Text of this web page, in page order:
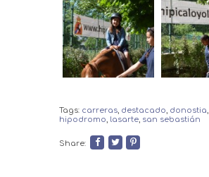
Tags: carreras, destacado, donostia,
hipodromo, lasarte, san sebastián
Share: